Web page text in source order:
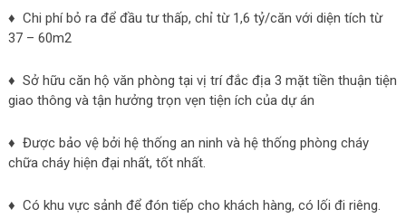
♦ Chi phí bỏ ra để đầu tư thấp, chỉ từ 1,6 tỷ/căn với diện tích từ
37 – 60m2
♦ Sở hữu căn hộ văn phòng tại vị trí đắc địa 3 mặt tiền thuận tiện
giao thông và tận hưởng trọn vẹn tiện ích của dự án
♦ Được bảo vệ bởi hệ thống an ninh và hệ thống phòng cháy
chữa cháy hiện đại nhất, tốt nhất.
♦ Có khu vực sảnh để đón tiếp cho khách hàng, có lối đi riêng.